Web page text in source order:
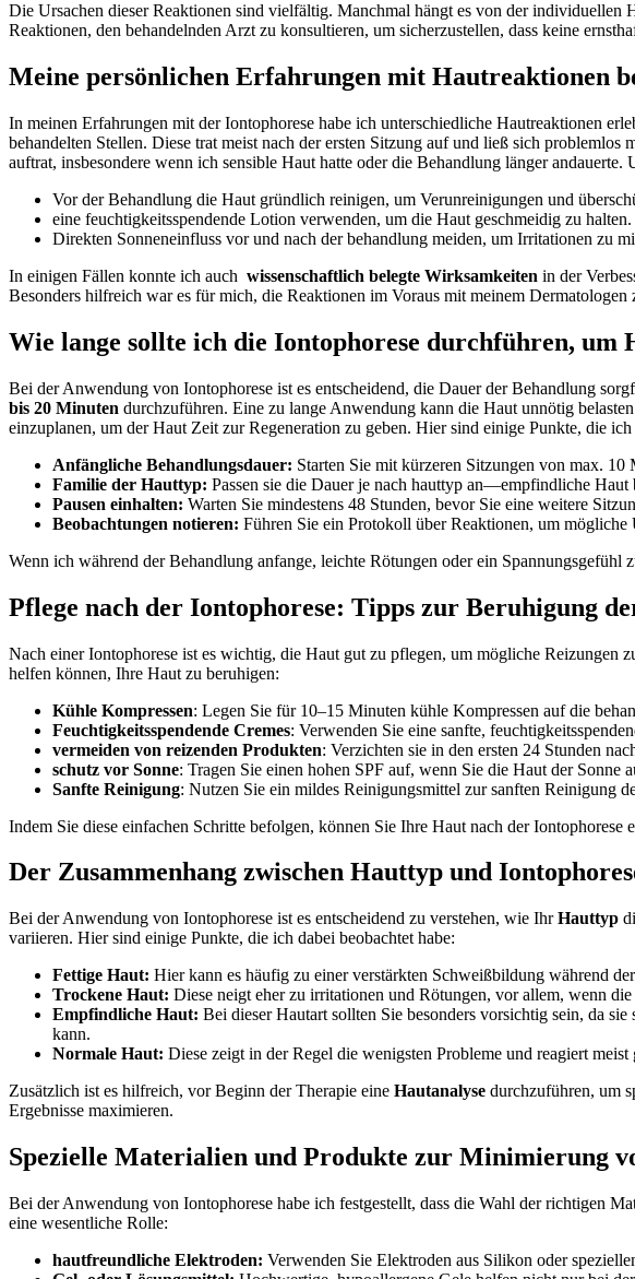
Die Ursachen ‌dieser Reaktionen​ sind ⁢vielfältig. Manchmal hängt es von der individuellen
Reaktionen, den⁤ behandelnden Arzt zu konsultieren, um sicherzustellen, ⁤dass⁤ keine
Meine persönlichen Erfahrungen mit Hautreaktionen
In ‌meinen ⁤Erfahrungen mit der Iontophorese habe ich unterschiedliche Hautreaktionen
behandelten Stellen. Diese ​trat meist nach ⁣der ersten Sitzung auf und ließ‍ sich problemlos
auftrat, insbesondere ⁣wenn ich sensible Haut hatte oder die Behandlung länger
Vor der Behandlung die Haut gründlich reinigen, ⁢um Verunreinigungen und
eine⁢ feuchtigkeitsspendende Lotion verwenden, um die Haut geschmeidig zu halten.
Direkten Sonneneinfluss vor und⁤ nach⁤ der behandlung meiden, um Irritationen ‍zu
In einigen Fällen ⁢konnte ich auch ⁢ wissenschaftlich belegte⁣ Wirksamkeiten in der
Besonders hilfreich war es für⁤ mich, die Reaktionen im​ Voraus mit meinem
Wie ⁢lange sollte ich die Iontophorese durchführen, ‍um
Bei der Anwendung​ von Iontophorese ist es entscheidend,‍ die⁢ Dauer der Behandlung
bis 20 ⁢Minuten durchzuführen. Eine zu lange⁢ Anwendung kann die Haut unnötig⁣
einzuplanen, um ‌der Haut ⁣Zeit zur Regeneration zu geben. Hier sind ⁤einige Punkte, ‌die
Anfängliche⁢ Behandlungsdauer: Starten‍ Sie mit kürzeren Sitzungen von max. 10
Familie der Hauttyp: Passen sie⁤ die Dauer⁢ je nach hauttyp an—empfindliche
Pausen einhalten: Warten Sie mindestens 48 ‍Stunden, ‍bevor Sie eine ⁣weitere
Beobachtungen notieren: Führen Sie ein Protokoll über Reaktionen, um
Wenn ich während der⁤ Behandlung anfange,⁤ leichte Rötungen oder ein​
Pflege nach der Iontophorese: Tipps zur Beruhigung
Nach einer⁤ Iontophorese ist es⁤ wichtig, die⁣ Haut gut ⁢zu pflegen, um mögliche Reizungen​
helfen können, Ihre Haut zu ‍beruhigen:
Kühle ⁢Kompressen: Legen Sie‌ für 10–15 Minuten ⁣kühle Kompressen auf die
Feuchtigkeitsspendende⁢ Cremes: Verwenden Sie eine sanfte,
vermeiden von‍ reizenden Produkten: ⁢Verzichten‍ sie in den ersten 24 Stunden
schutz vor Sonne: Tragen Sie‍ einen‍ hohen SPF auf, wenn Sie die Haut der Sonne
Sanfte​ Reinigung: Nutzen Sie ein ⁤mildes Reinigungsmittel zur sanften Reinigung
Indem Sie diese einfachen⁢ Schritte‍ befolgen,⁣ können Sie Ihre Haut‌ nach​ der Iontophorese‍
Der Zusammenhang zwischen Hauttyp ⁤und
Bei⁣ der Anwendung von Iontophorese ist es entscheidend zu verstehen, wie Ihr​Hauttyp
variieren. Hier sind⁤ einige Punkte, die ich dabei ⁤beobachtet habe:
Fettige Haut: Hier ‌kann es häufig zu⁢ einer verstärkten Schweißbildung während
Trockene Haut: ‍Diese neigt eher zu irritationen und‌ Rötungen, vor allem, wenn
Empfindliche Haut: ‌Bei ⁣dieser Hautart sollten Sie besonders vorsichtig sein, da
kann.
Normale⁢ Haut: Diese zeigt in der Regel die wenigsten Probleme und reagiert
Zusätzlich ist ‍es hilfreich,‌ vor Beginn der Therapie eine Hautanalyse durchzuführen, um
Ergebnisse maximieren.
Spezielle Materialien und Produkte zur Minimierung
Bei der ⁢Anwendung ⁤von Iontophorese habe⁤ ich festgestellt, dass die Wahl der⁣ richtigen
eine wesentliche Rolle:
hautfreundliche ​Elektroden: Verwenden ⁣Sie Elektroden aus Silikon oder